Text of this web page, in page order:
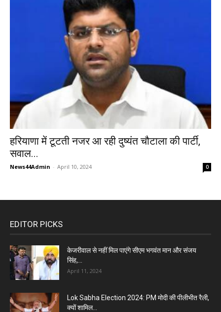
हरियाणा में टूटती नजर आ रही दुष्यंत चौटाला की पार्टी,
सवाल...
News44Admin - April 10, 2024 0
EDITOR PICKS
केजरीवाल से नहीं मिल पाएंगे सीएम भगवंत मान और संजय
सिंह,...
April 11, 2024
Lok Sabha Election 2024: PM मोदी की पीलीभीत रैली,
क्यों शामिल...